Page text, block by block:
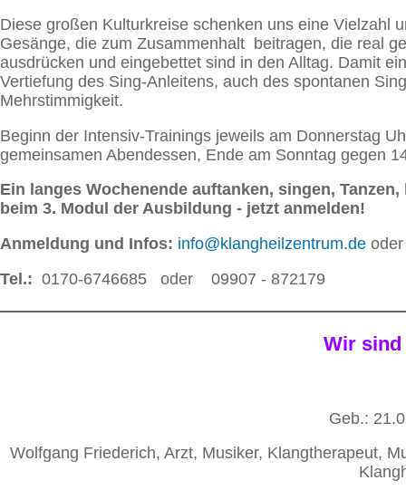
Diese großen Kulturkreise schenken uns eine Vielzahl
Gesänge, die zum Zusammenhalt beitragen, die real
ausdrücken und eingebettet sind in den Alltag. Damit
Vertiefung des Sing-Anleitens, auch des spontanen
Mehrstimmigkeit.
Beginn der Intensiv-Trainings jeweils am Donnerstag
gemeinsamen Abendessen, Ende am Sonntag gegen
Ein langes Wochenende auftanken, singen,
beim 3. Modul der Ausbildung - jetzt anmelden!
Anmeldung und Infos: info@klangheilzentrum.de oder
Tel.: 0170-6746685 oder 09907 - 872179
Wir
Geb.:
Wolfgang Friederich, Arzt, Musiker, Klangtherapeut,